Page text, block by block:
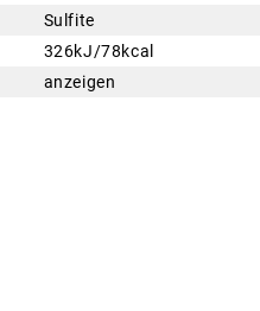
Sulfite
326kJ/78kcal
anzeigen